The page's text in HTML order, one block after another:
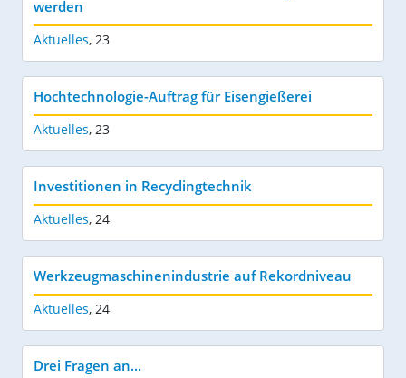
werden
Aktuelles, 23
Hochtechnologie-Auftrag für Eisengießerei
Aktuelles, 23
Investitionen in Recyclingtechnik
Aktuelles, 24
Werkzeugmaschinenindustrie auf Rekordniveau
Aktuelles, 24
Drei Fragen an...